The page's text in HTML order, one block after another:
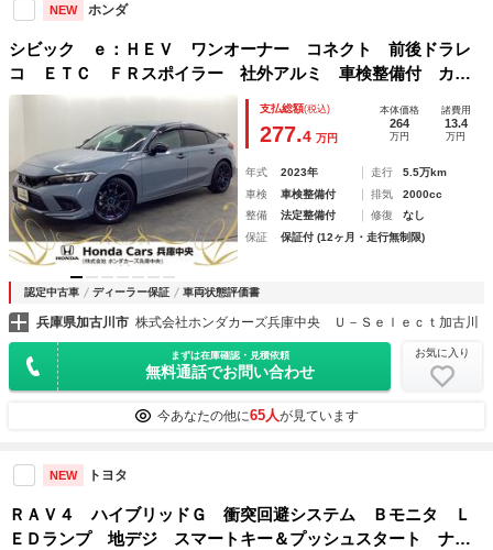
NEW ホンダ
シビック ｅ：ＨＥＶ ワンオーナー コネクト 前後ドラレ
コ ＥＴＣ ＦＲスポイラー 社外アルミ 車検整備付 カー
テンエアバック 車線逸脱防止 盗難防止 記録簿 地デジフ
ルセグ 禁煙 ＵＳＢポート バックモニター キーフリー
支払総額(税込)
277.4 万円
本体価格
264
万円
諸費用
13.4
万円
年式 2023年 走行
5.5万km
車検
車検整備付 排気
2000cc
整備
法定整備付 修復
なし
保証
保証付 (12ヶ月・走行無制限)
認定中古車 ディーラー保証 車両状態評価書
兵庫県加古川市 株式会社ホンダカーズ兵庫中央 Ｕ－Ｓｅｌｅｃｔ加古川
まずは在庫確認・見積依頼
無料通話でお問い合わせ
お気に入り
今あなたの他に65人が見ています
NEW トヨタ
ＲＡＶ４ ハイブリッドＧ 衝突回避システム Ｂモニタ Ｌ
ＥＤランプ 地デジ スマートキー＆プッシュスタート ナビ